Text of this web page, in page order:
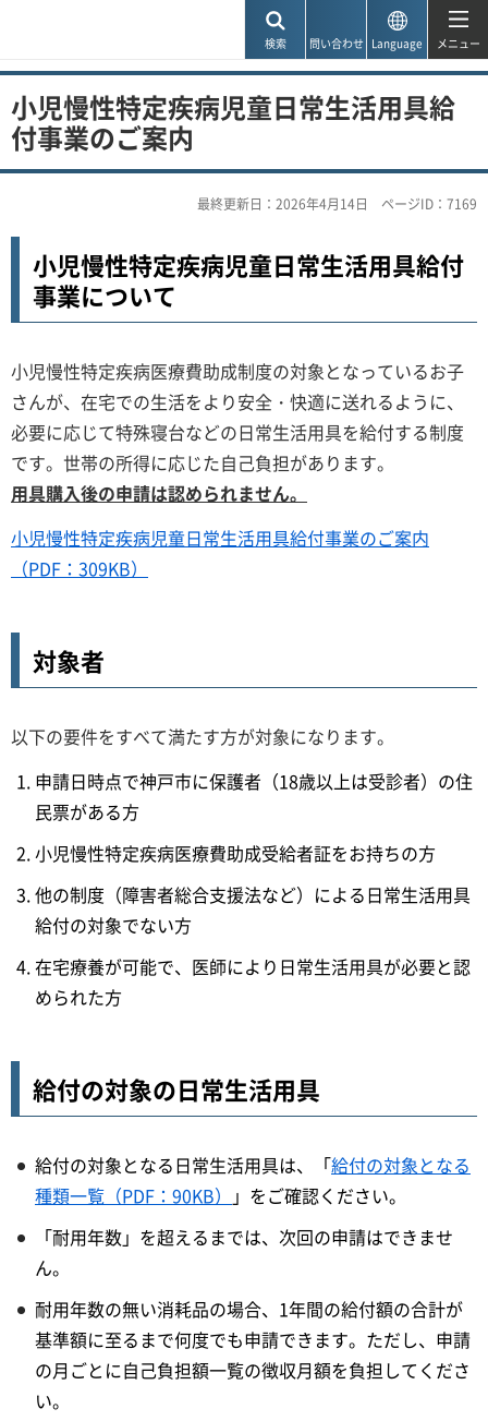
検索 問い合わせ Language メニュー
小児慢性特定疾病児童日常生活用具給
付事業のご案内
最終更新日：2026年4月14日 ページID：7169
小児慢性特定疾病児童日常生活用具給付
事業について
小児慢性特定疾病医療費助成制度の対象となっているお子
さんが、在宅での生活をより安全・快適に送れるように、
必要に応じて特殊寝台などの日常生活用具を給付する制度
です。世帯の所得に応じた自己負担があります。
用具購入後の申請は認められません。
小児慢性特定疾病児童日常生活用具給付事業のご案内
（PDF：309KB）
対象者
以下の要件をすべて満たす方が対象になります。
申請日時点で神戸市に保護者（18歳以上は受診者）の住
民票がある方
小児慢性特定疾病医療費助成受給者証をお持ちの方
他の制度（障害者総合支援法など）による日常生活用具
給付の対象でない方
在宅療養が可能で、医師により日常生活用具が必要と認
められた方
給付の対象の日常生活用具
給付の対象となる日常生活用具は、「給付の対象となる
種類一覧（PDF：90KB）
」をご確認ください。
「耐用年数」を超えるまでは、次回の申請はできませ
ん。
耐用年数の無い消耗品の場合、1年間の給付額の合計が
基準額に至るまで何度でも申請できます。ただし、申請
の月ごとに自己負担額一覧の徴収月額を負担してくださ
い。